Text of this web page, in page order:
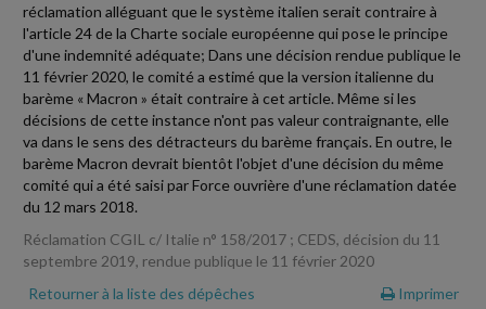
réclamation alléguant que le système italien serait contraire à
l'article 24 de la Charte sociale européenne qui pose le principe
d'une indemnité adéquate; Dans une décision rendue publique le
11 février 2020, le comité a estimé que la version italienne du
barème « Macron » était contraire à cet article. Même si les
décisions de cette instance n'ont pas valeur contraignante, elle
va dans le sens des détracteurs du barème français. En outre, le
barème Macron devrait bientôt l'objet d'une décision du même
comité qui a été saisi par Force ouvrière d'une réclamation datée
du 12 mars 2018.
Réclamation CGIL c/ Italie n° 158/2017 ; CEDS, décision du 11
septembre 2019, rendue publique le 11 février 2020
Retourner à la liste des dépêches
Imprimer